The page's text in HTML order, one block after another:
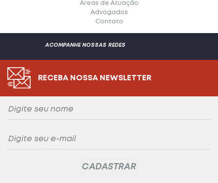
Áreas de Atuação
Advogados
Contato
ACOMPANHE NOSSAS REDES
RECEBA NOSSA NEWSLETTER